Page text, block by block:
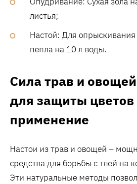
листья;
Настой: Для опрыскивания
пепла на 10 л воды.
Сила трав и
для защиты цветов
применение
Настои из трав и овощей –
средства для борьбы с тлей на
Эти натуральные методы